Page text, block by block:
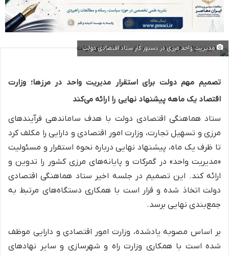
مدیریت واحد مرزی در دستور کار ستاد اقتصادی دولت
تصمیم مهم دولت برای استقرار مدیریت واحد در مرزها؛ وزارت
اقتصاد یک ماهه پیشنهاد نهایی را ارائه می‌کند
ستاد هماهنگی اقتصادی دولت با هدف ساماندهی فرآیندهای
مرزی و تسهیل تجارت، وزارت امور اقتصادی و دارایی را مکلف کرد
تا ظرف یک ماه، پیشنهاد نهایی درباره نحوه استقرار و مسئولیت
«مدیریت واحد» در گمرکات و پایانه‌های مرزی کشور را تدوین و
ارائه کند. این تصمیم در جلسه اخیر ستاد هماهنگی اقتصادی
دولت اتخاذ شده و قرار است با همکاری دستگاه‌های مرتبط به
جمع‌بندی نهایی برسد.
بر اساس مصوبه یادشده، وزارت امور اقتصادی و دارایی موظف
شده است با همکاری وزارت راه و شهرسازی و سایر نهادهای